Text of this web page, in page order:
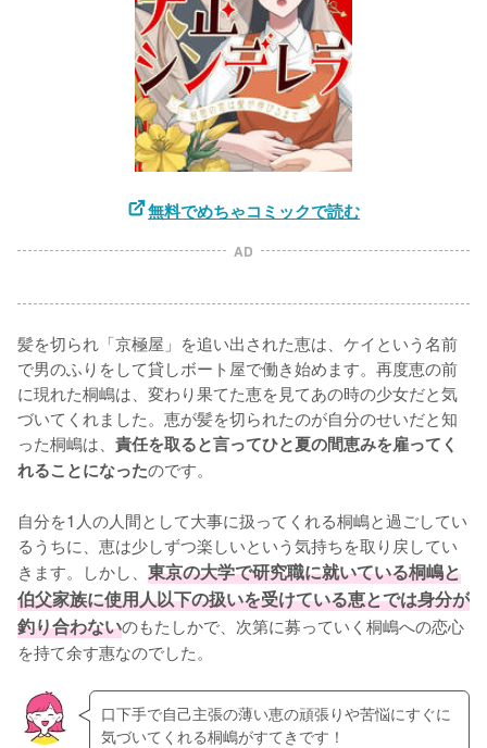
無料でめちゃコミックで読む
AD
髪を切られ「京極屋」を追い出された恵は、ケイという名前
で男のふりをして貸しボート屋で働き始めます。再度恵の前
に現れた桐嶋は、変わり果てた恵を見てあの時の少女だと気
づいてくれました。恵が髪を切られたのが自分のせいだと知
った桐嶋は、 責任を取ると言ってひと夏の間恵みを雇ってく
れることになったのです。
自分を1人の人間として大事に扱ってくれる桐嶋と過ごしてい
るうちに、恵は少しずつ楽しいという気持ちを取り戻してい
きます。しかし、 東京の大学で研究職に就いている桐嶋と
伯父家族に使用人以下の扱いを受けている恵とでは身分が
釣り合わないのもたしかで、次第に募っていく桐嶋への恋心
を持て余す惠なのでした。
口下手で自己主張の薄い恵の頑張りや苦悩にすぐに
気づいてくれる桐嶋がすてきです！